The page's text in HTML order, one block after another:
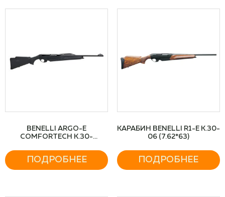
BENELLI ARGO-E
COMFORTECH К.30-
ПОДРОБНЕЕ
КАРАБИН BENELLI R1-E К.30-
06 (7.62*63)
ПОДРОБНЕЕ